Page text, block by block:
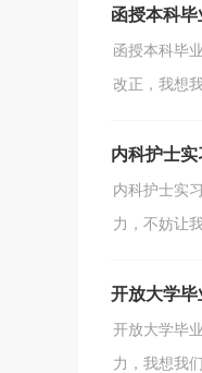
函授本科
函授本科毕
改正，我想
内科护士
内科护士实
力，不妨让
开放大学毕
开放大学毕
力，我想我